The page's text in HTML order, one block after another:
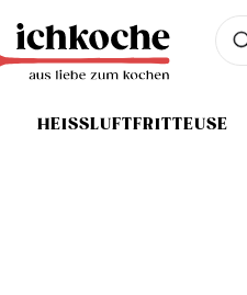
HEISSLUFTFRITTEUSE
Was